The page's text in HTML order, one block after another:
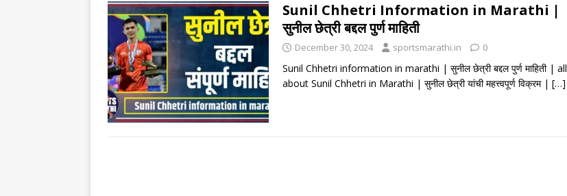
Sunil Chhetri Information in Marathi |
सुनील छेत्री बद्दल पुर्ण माहिती
December 30, 2024 sportsmarathi.in 0
Sunil Chhetri information in marathi | सुनील छेत्री बद्दल पुर्ण माहिती | all
about Sunil Chhetri in Marathi | सुनील छेत्री यांची महत्त्वपूर्ण विक्रम | […]